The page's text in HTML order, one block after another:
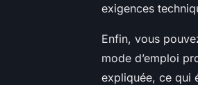
exigences
Enfin, vous
mode d’emploi
expliquée, ce qui